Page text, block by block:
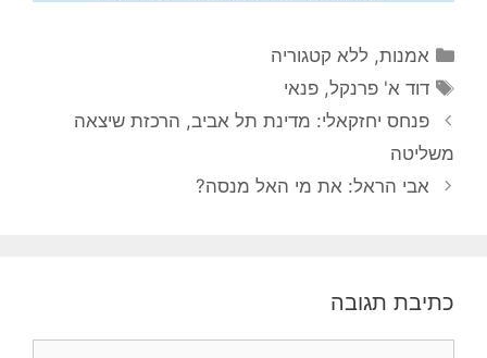
קטגוריות
אמנות, ללא קטגוריה
תגיות
דוד א' פרנקל,פנאי
פנחס יחזקאלי: מדינת תל אביב, הרכזת שיצאה
משליטה
אבי הראל: את מי האל מנסה?
כתיבת תגובה